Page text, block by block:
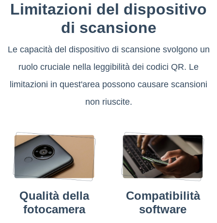
Limitazioni del dispositivo
di scansione
Le capacità del dispositivo di scansione svolgono un
ruolo cruciale nella leggibilità dei codici QR. Le
limitazioni in quest'area possono causare scansioni
non riuscite.
Qualità della
fotocamera
Compatibilità
software